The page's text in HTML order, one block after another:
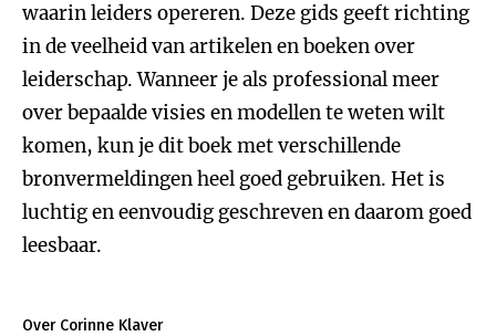
waarin leiders opereren. Deze gids geeft richting
in de veelheid van artikelen en boeken over
leiderschap. Wanneer je als professional meer
over bepaalde visies en modellen te weten wilt
komen, kun je dit boek met verschillende
bronvermeldingen heel goed gebruiken. Het is
luchtig en eenvoudig geschreven en daarom goed
leesbaar.
Over Corinne Klaver